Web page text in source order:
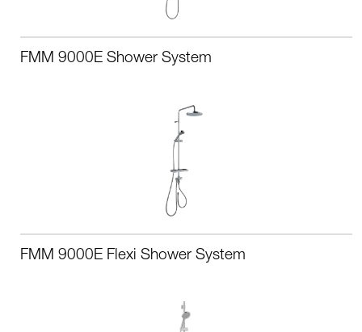
FMM 9000E Shower System
FMM 9000E Flexi Shower System